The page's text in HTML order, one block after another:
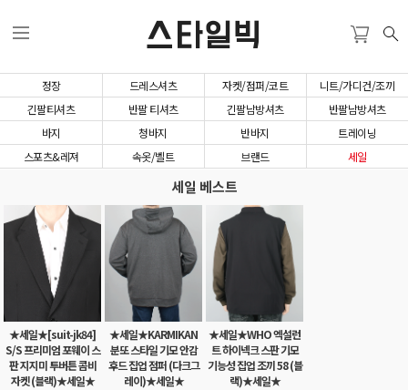
스타일빅
정장 드레스셔츠 자켓/점퍼/코트
니트/가디건/조끼
긴팔티셔츠
반팔 티셔츠 긴팔남방셔츠
반팔남방셔츠
바지
청바지 반바지
트레이닝
스포츠&레져
속옷/벨트 브랜드 세일
세일 베스트
★세일★[suit-jk84]
S/S 프리미엄 포웨이 스
판 지지미 투버튼 콤비
자켓 (블랙)★세일★
★세일★KARMIKAN
분또 스타일 기모 안감
후드 집업 점퍼 (다크그
레이)★세일★
★세일★WHO 엑설런
트 하이넥크 스판 기모
기능성 집업 조끼 58 (블
랙)★세일★